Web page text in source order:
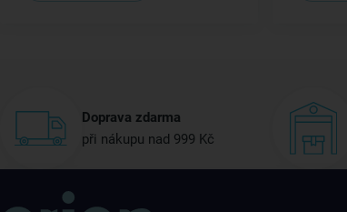
Doprava zdarma
při nákupu nad 999 Kč